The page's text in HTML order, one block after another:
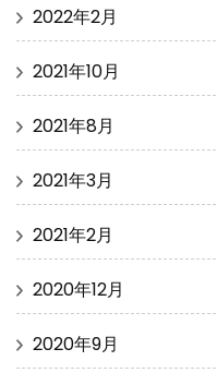
2022年2月
2021年10月
2021年8月
2021年3月
2021年2月
2020年12月
2020年9月